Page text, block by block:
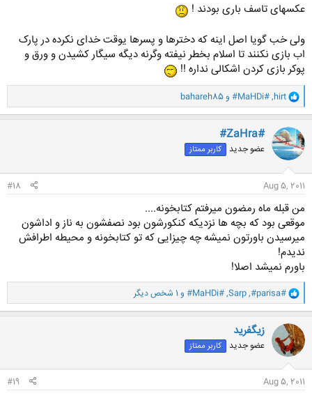
عکسهای تاسف باری بودند !
ولی خب گویا اصل اینه که دخترها و پسرها یوقت خدای نکرده در پارک
اب بازی نکنند تا اسلام بخطر نیفته وگرنه دیگه سیگار کشیدن و ورق و
پوکر بازی کردن اشکالی نداره !!
و
ا
ک
ن
ش
ه
ا
hirt
,
#MaHDi# وbahareh85
#ZaHra#
عضو جدید کاربر ممتاز
Aug 5, 2011
#18
من قبله ماه رمضون میرفتم کتابخونه....
موقعی بود که بچه ها نزدیکه کنکورشون بود نصفشون به ناز و اداشون
میرسیدن باورتون نمیشه چه چیزایی که تو کتابخونه و محیطه اطرافش
ندیدم!
باورم نمیشد اصلا!
و
ا
ک
ن
ش
ه
ا
#parisa#
,
Sarp
,
#MaHDi# و 1 شخص دیگر
زيگفريد
عضو جدید کاربر ممتاز
Aug 5, 2011
#19